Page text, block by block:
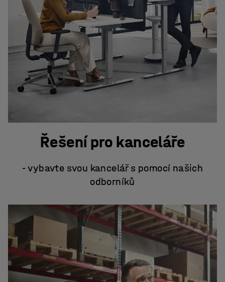
Řešení pro kanceláře
- vybavte svou kancelář s pomocí našich
odborníků